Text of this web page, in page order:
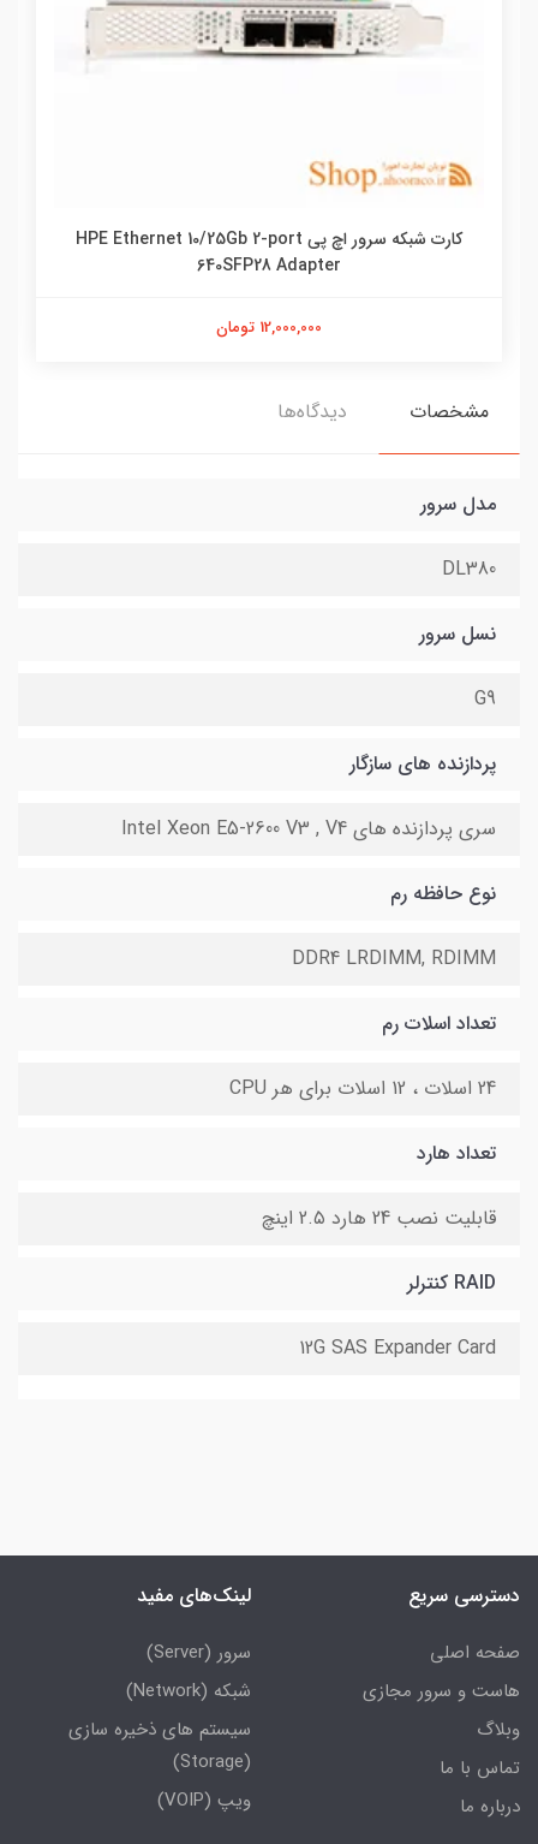
کارت شبکه سرور اچ پی HPE Ethernet 10/25Gb 2-port
640SFP28 Adapter
12,000,000 تومان
مشخصات دیدگاه‌ها
مدل سرور
DL380
نسل سرور
G9
پردازنده های سازگار
سری پردازنده های Intel Xeon E5-2600 V3 , V4
نوع حافظه رم
DDR4 LRDIMM, RDIMM
تعداد اسلات رم
24 اسلات ، 12 اسلات برای هر CPU
تعداد هارد
قابلیت نصب 24 هارد 2.۵ اینچ
RAID کنترلر
12G SAS Expander Card
دسترسی سریع
صفحه اصلی
هاست و سرور مجازی
وبلاگ
تماس با ما
درباره ما
لینک‌های مفید
سرور (Server)
شبکه (Network)
سیستم های ذخیره سازی
(Storage)
ویپ (VOIP)